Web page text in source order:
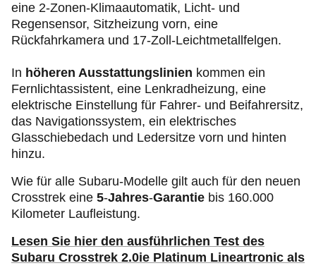
eine 2-Zonen-Klimaautomatik, Licht- und
Regensensor, Sitzheizung vorn, eine
Rückfahrkamera und 17-Zoll-Leichtmetallfelgen.
In höheren Ausstattungslinien kommen ein
Fernlichtassistent, eine Lenkradheizung, eine
elektrische Einstellung für Fahrer- und Beifahrersitz,
das Navigationssystem, ein elektrisches
Glasschiebedach und Ledersitze vorn und hinten
hinzu.
Wie für alle Subaru-Modelle gilt auch für den neuen
Crosstrek eine 5-Jahres-Garantie bis 160.000
Kilometer Laufleistung.
Lesen Sie hier den ausführlichen Test des
Subaru Crosstrek 2.0ie Platinum Lineartronic als